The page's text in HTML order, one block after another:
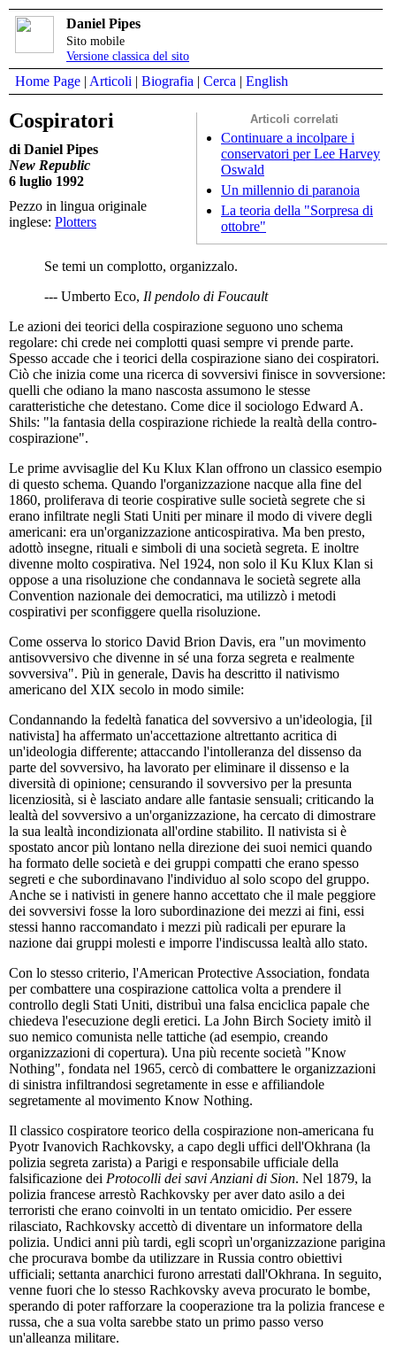
Daniel Pipes
Sito mobile
Versione classica del sito
Home Page | Articoli | Biografia | Cerca | English
Articoli correlati
Continuare a incolpare i
conservatori per Lee Harvey
Oswald
Un millennio di paranoia
La teoria della "Sorpresa di
ottobre"
Cospiratori
di Daniel Pipes
New Republic
6 luglio 1992
Pezzo in lingua originale
inglese: Plotters
Se temi un complotto, organizzalo.
--- Umberto Eco, Il pendolo di Foucault
Le azioni dei teorici della cospirazione seguono uno schema
regolare: chi crede nei complotti quasi sempre vi prende parte.
Spesso accade che i teorici della cospirazione siano dei cospiratori.
Ciò che inizia come una ricerca di sovversivi finisce in sovversione:
quelli che odiano la mano nascosta assumono le stesse
caratteristiche che detestano. Come dice il sociologo Edward A.
Shils: "la fantasia della cospirazione richiede la realtà della contro-
cospirazione".
Le prime avvisaglie del Ku Klux Klan offrono un classico esempio
di questo schema. Quando l'organizzazione nacque alla fine del
1860, proliferava di teorie cospirative sulle società segrete che si
erano infiltrate negli Stati Uniti per minare il modo di vivere degli
americani: era un'organizzazione anticospirativa. Ma ben presto,
adottò insegne, rituali e simboli di una società segreta. E inoltre
divenne molto cospirativa. Nel 1924, non solo il Ku Klux Klan si
oppose a una risoluzione che condannava le società segrete alla
Convention nazionale dei democratici, ma utilizzò i metodi
cospirativi per sconfiggere quella risoluzione.
Come osserva lo storico David Brion Davis, era "un movimento
antisovversivo che divenne in sé una forza segreta e realmente
sovversiva". Più in generale, Davis ha descritto il nativismo
americano del XIX secolo in modo simile:
Condannando la fedeltà fanatica del sovversivo a un'ideologia, [il
nativista] ha affermato un'accettazione altrettanto acritica di
un'ideologia differente; attaccando l'intolleranza del dissenso da
parte del sovversivo, ha lavorato per eliminare il dissenso e la
diversità di opinione; censurando il sovversivo per la presunta
licenziosità, si è lasciato andare alle fantasie sensuali; criticando la
lealtà del sovversivo a un'organizzazione, ha cercato di dimostrare
la sua lealtà incondizionata all'ordine stabilito. Il nativista si è
spostato ancor più lontano nella direzione dei suoi nemici quando
ha formato delle società e dei gruppi compatti che erano spesso
segreti e che subordinavano l'individuo al solo scopo del gruppo.
Anche se i nativisti in genere hanno accettato che il male peggiore
dei sovversivi fosse la loro subordinazione dei mezzi ai fini, essi
stessi hanno raccomandato i mezzi più radicali per epurare la
nazione dai gruppi molesti e imporre l'indiscussa lealtà allo stato.
Con lo stesso criterio, l'American Protective Association, fondata
per combattere una cospirazione cattolica volta a prendere il
controllo degli Stati Uniti, distribuì una falsa enciclica papale che
chiedeva l'esecuzione degli eretici. La John Birch Society imitò il
suo nemico comunista nelle tattiche (ad esempio, creando
organizzazioni di copertura). Una più recente società "Know
Nothing", fondata nel 1965, cercò di combattere le organizzazioni
di sinistra infiltrandosi segretamente in esse e affiliandole
segretamente al movimento Know Nothing.
Il classico cospiratore teorico della cospirazione non-americana fu
Pyotr Ivanovich Rachkovsky, a capo degli uffici dell'Okhrana (la
polizia segreta zarista) a Parigi e responsabile ufficiale della
falsificazione dei Protocolli dei savi Anziani di Sion. Nel 1879, la
polizia francese arrestò Rachkovsky per aver dato asilo a dei
terroristi che erano coinvolti in un tentato omicidio. Per essere
rilasciato, Rachkovsky accettò di diventare un informatore della
polizia. Undici anni più tardi, egli scoprì un'organizzazione parigina
che procurava bombe da utilizzare in Russia contro obiettivi
ufficiali; settanta anarchici furono arrestati dall'Okhrana. In seguito,
venne fuori che lo stesso Rachkovsky aveva procurato le bombe,
sperando di poter rafforzare la cooperazione tra la polizia francese e
russa, che a sua volta sarebbe stato un primo passo verso
un'alleanza militare.